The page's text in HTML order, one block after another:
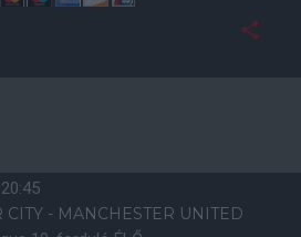
CITY - MANCHESTER UNITED